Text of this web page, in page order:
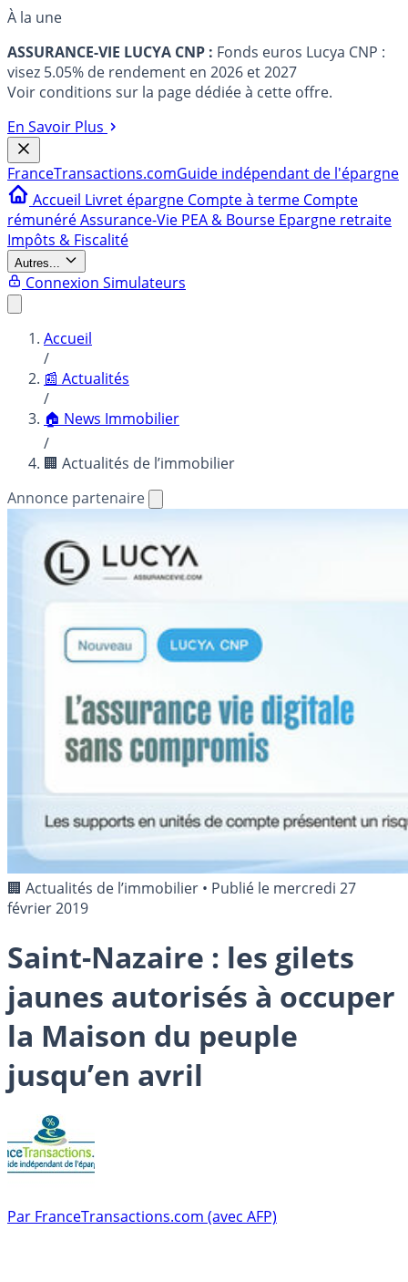
À la une
ASSURANCE-VIE LUCYA CNP : Fonds euros Lucya CNP :
visez 5.05% de rendement en 2026 et 2027
Voir conditions sur la page dédiée à cette offre.
En Savoir Plus
FranceTransactions.comGuide indépendant de l'épargne
Accueil Livret épargne Compte à terme Compte
rémunéréAssurance-Vie PEA & Bourse Epargne retraite
Impôts & Fiscalité
Autres...
Connexion Simulateurs
Accueil
/
📰 Actualités
/
🏠 News Immobilier
/
🏢 Actualités de l’immobilier
Annonce partenaire
🏢 Actualités de l’immobilier • Publié le mercredi 27
février 2019
Saint-Nazaire : les gilets
jaunes autorisés à occuper
la Maison du peuple
jusqu’en avril
Par FranceTransactions.com (avec AFP)